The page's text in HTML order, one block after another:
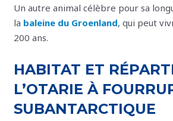
Un autre animal célèbre pour sa
la baleine du Groenland, qui peut
200 ans.
HABITAT ET
L’OTARIE À
SUBANTARCTIQUE